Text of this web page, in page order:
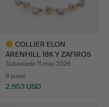
COLLIER ELON
ARENHILL 18K Y ZAFIROS
ESTREL…
Subastado 11 may 2026
6 pujas
2.953 USD